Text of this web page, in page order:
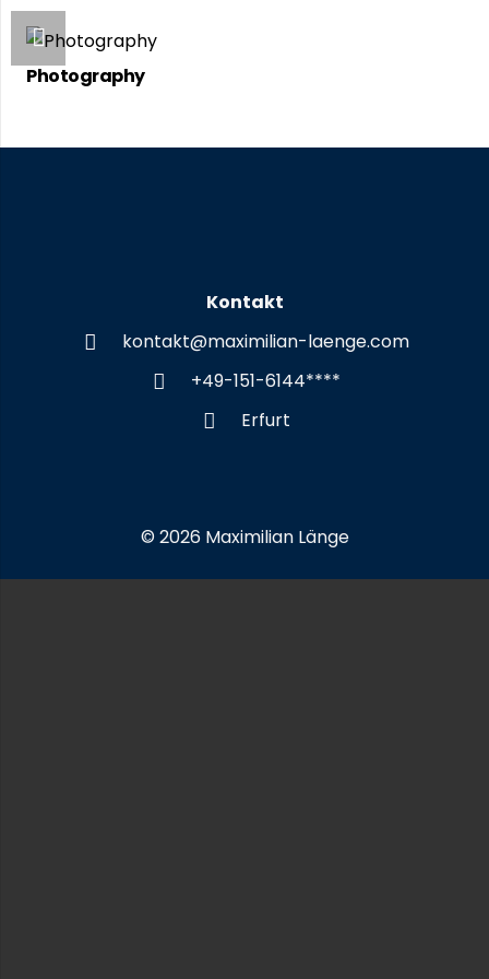
Photography
Kontakt
kontakt@maximilian-laenge.com
+49-151-6144****
Erfurt
© 2026 Maximilian Länge